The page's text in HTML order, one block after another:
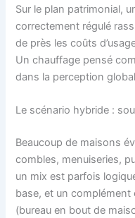
Sur le plan patrimonial,
correctement régulé
de près les coûts
Un chauffage pensé
dans la perception
Le scénario hybride :
Beaucoup de maisons
combles, menuiseries,
un mix est parfois
base, et un complément
(bureau en bout de